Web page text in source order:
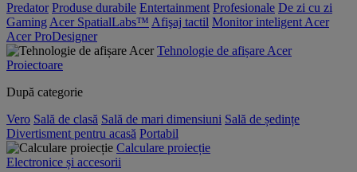
Predator Produse durabile Entertainment Profesionale De zi cu zi
Gaming Acer SpatialLabs™ Afişaj tactil Monitor inteligent Acer
Acer ProDesigner
Tehnologie de afișare Acer
Proiectoare
După categorie
Vero Sală de clasă Sală de mari dimensiuni Sală de ședințe
Divertisment pentru acasă Portabil
Calculare proiecție
Electronice și accesorii